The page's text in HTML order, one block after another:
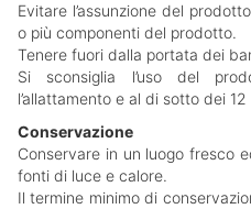
Evitare l’assunzione del
o più componenti del prodotto.
Tenere fuori dalla portata dei
Si sconsiglia l’uso del
l’allattamento e al di sotto dei
Conservazione
Conservare in un luogo fresco
fonti di luce e calore.
Il termine minimo di